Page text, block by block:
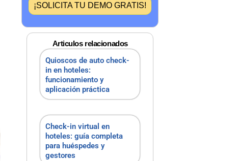
¡SOLICITA TU DEMO GRATIS!
Articulos relacionados
Quioscos de auto check-
in en hoteles:
funcionamiento y
aplicación práctica
Check-in virtual en
hoteles: guía completa
para huéspedes y
gestores